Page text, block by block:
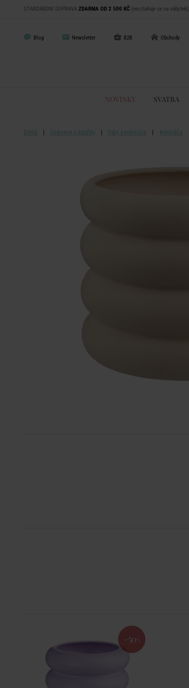
STANDARDNÍ DOPRAVA ZDARMA OD 2 500 KČ (nevztahuje se na nábytek)
Blog Newsletter B2B Obchody
NOVINKY SVATBA
Domů Dekorace a doplňky Vázy a květináče Květináče
-50 %